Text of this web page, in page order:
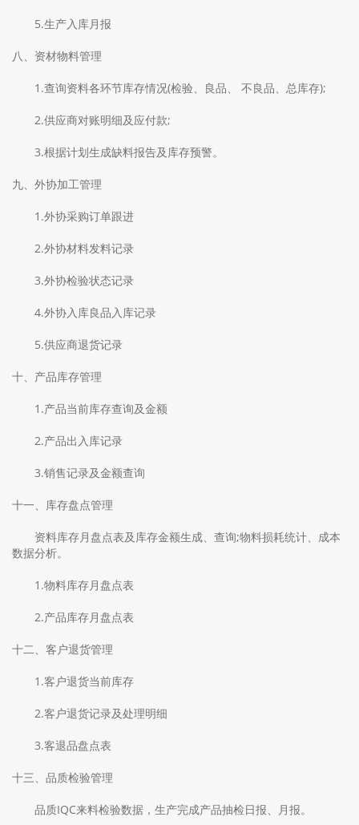
5.生产入库月报
八、资材物料管理
1.查询资料各环节库存情况(检验、良品、 不良品、总库存);
2.供应商对账明细及应付款;
3.根据计划生成缺料报告及库存预警。
九、外协加工管理
1.外协采购订单跟进
2.外协材料发料记录
3.外协检验状态记录
4.外协入库良品入库记录
5.供应商退货记录
十、产品库存管理
1.产品当前库存查询及金额
2.产品出入库记录
3.销售记录及金额查询
十一、库存盘点管理
资料库存月盘点表及库存金额生成、查询;物料损耗统计、成本
数据分析。
1.物料库存月盘点表
2.产品库存月盘点表
十二、客户退货管理
1.客户退货当前库存
2.客户退货记录及处理明细
3.客退品盘点表
十三、品质检验管理
品质IQC来料检验数据，生产完成产品抽检日报、月报。